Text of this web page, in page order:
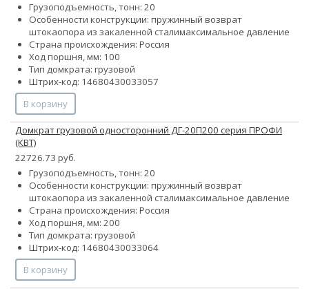
Грузоподъемность, тонн: 20
Особенности конструкции: пружинный возврат
штокаопора из закаленной сталимаксимальное давление
Страна происхождения: Россия
Ход поршня, мм: 100
Тип домкрата: грузовой
Штрих-код: 14680430033057
В корзину
Домкрат грузовой односторонний ДГ-20П200 серия ПРОФИ
(КВТ)
22726.73 руб.
Грузоподъемность, тонн: 20
Особенности конструкции: пружинный возврат
штокаопора из закаленной сталимаксимальное давление
Страна происхождения: Россия
Ход поршня, мм: 200
Тип домкрата: грузовой
Штрих-код: 14680430033064
В корзину